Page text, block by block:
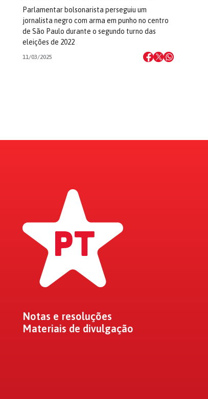
Parlamentar bolsonarista perseguiu um
jornalista negro com arma em punho no centro
de São Paulo durante o segundo turno das
eleições de 2022
11/03/2025
Notas e resoluções
Materiais de divulgação